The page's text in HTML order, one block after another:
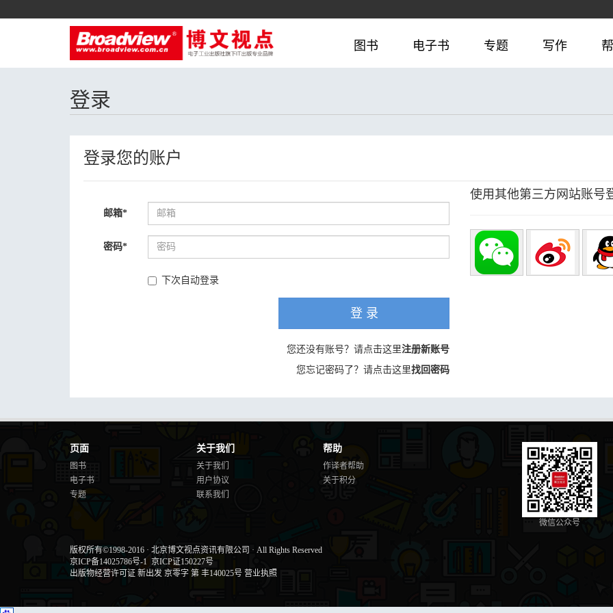
图书 电子书 专题 写作
登录
登录您的账户
邮箱*
密码*
下次自动登录
登 录
您还没有账号？请点击这里注册新账号
您忘记密码了？请点击这里找回密码
使用其他第三方网站账号
页面
图书
电子书
专题
关于我们
关于我们
用户协议
联系我们
帮助
作译者帮助
关于积分
微信公众号
版权所有©1998-2016 · 北京博文视点资讯有限公司 · All Rights Reserved
京ICP备14025786号-1 京ICP证150227号
出版物经营许可证 新出发 京零字 第 丰140025号 营业执照